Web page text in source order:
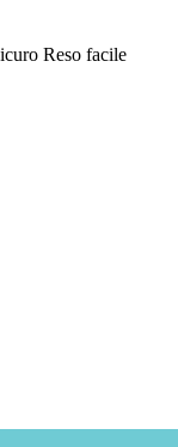
Reso facile